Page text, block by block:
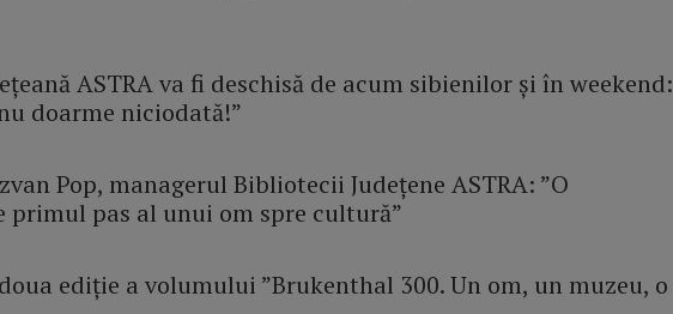
ASTRA va fi deschisă de acum sibienilor și în weekend:
doarme niciodată!”
Pop, managerul Bibliotecii Județene ASTRA: ”O
primul pas al unui om spre cultură”
ediție a volumului ”Brukenthal 300. Un om, un muzeu, o